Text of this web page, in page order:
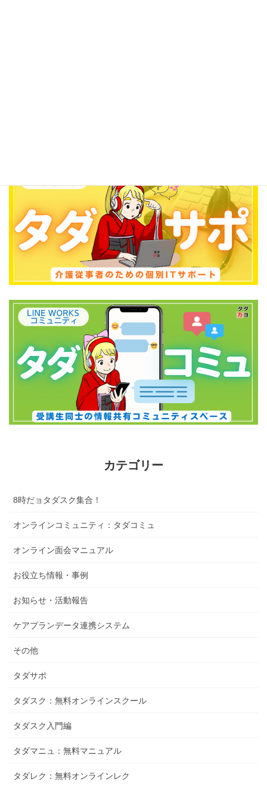
カテゴリー
8時だョタダスク集合！
オンラインコミュニティ：タダコミュ
オンライン面会マニュアル
お役立ち情報・事例
お知らせ・活動報告
ケアプランデータ連携システム
その他
タダサポ
タダスク：無料オンラインスクール
タダスク入門編
タダマニュ：無料マニュアル
タダレク：無料オンラインレク